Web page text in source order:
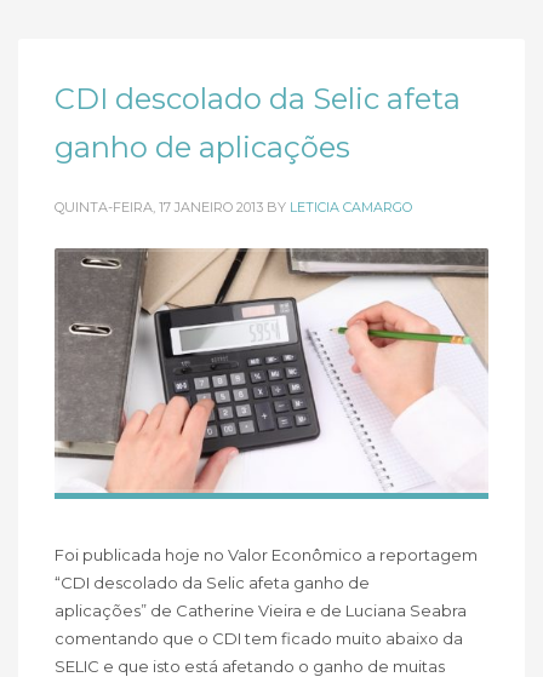
CDI descolado da Selic afeta
ganho de aplicações
QUINTA-FEIRA, 17 JANEIRO 2013 BY LETICIA CAMARGO
Foi publicada hoje no Valor Econômico a reportagem
“CDI descolado da Selic afeta ganho de
aplicações” de Catherine Vieira e de Luciana Seabra
comentando que o CDI tem ficado muito abaixo da
SELIC e que isto está afetando o ganho de muitas